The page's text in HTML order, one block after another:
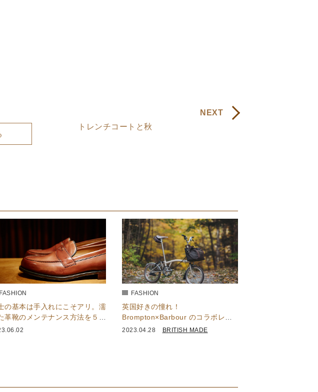
NEXT
トレンチコートと秋
FASHION
の基本は手入れにこそアリ。濡
革靴のメンテナンス方法を５段
解説。
FASHION
英国好きの憧れ！
Brompton×Barbour のコラボレー
ションモデル
2023.04.28 BRITISH MADE